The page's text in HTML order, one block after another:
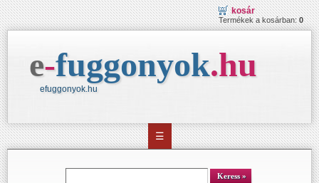
kosár
Termékek a kosárban:0
e-fuggonyok.hu
efuggonyok.hu
☰